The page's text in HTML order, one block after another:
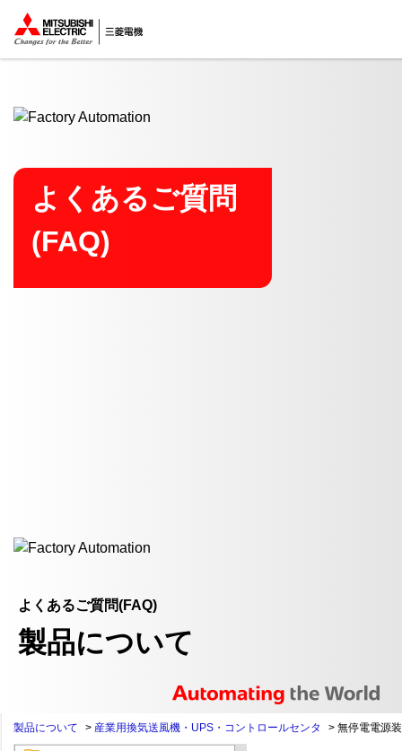
ここから本文
よくあるご質問
(FAQ)
よくあるご質問(FAQ)
製品について
製品について > 産業用換気送風機・UPS・コントロールセンタ > 無停電電源